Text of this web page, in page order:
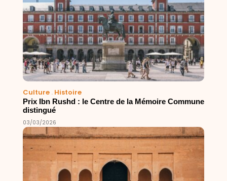
Culture. Histoire
Prix Ibn Rushd : le Centre de la Mémoire Commune
distingué
03/03/2026